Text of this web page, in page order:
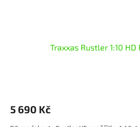
Traxxas Rustler 1:10 HD
5 690 Kč